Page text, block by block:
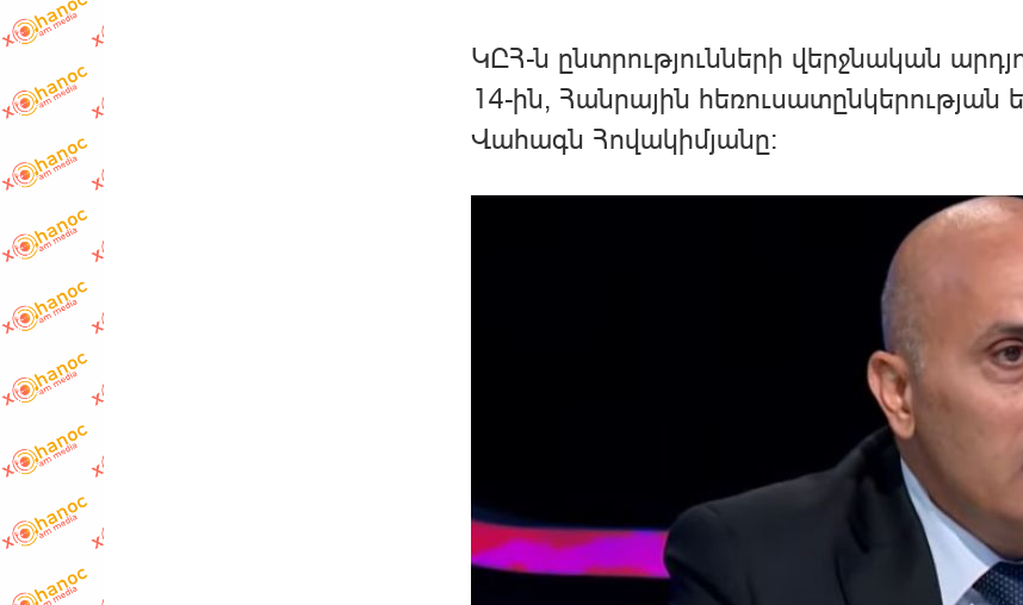
ԿԸՀ-ն ընտրությունների վերջնական
14-ին, Հանրային
Վահագն Հովակիմյանը։